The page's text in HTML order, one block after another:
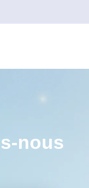
traductions
nous